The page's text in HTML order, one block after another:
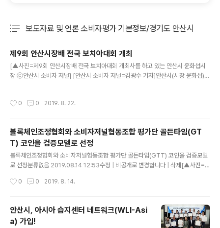
보도자료 및 언론 소비자평가 기본정보/경기도 안산시
제9회 안산시장배 전국 보치아대회 개최
[▲사진=제9회 안산시장배 전국 보치아대회 개최사를 하고 있는 안산시 윤화섭시
장 ⓒ안산시 소비자 저널] [안산시 소비자 저널=김광수 기자]안산시(시장 윤화섭)는
치아연맹이 주관하는 이번 대회는 안산 와동체육관에서 23일까지 치러지며, 전국에
과 엘리트 선수부로 나눠 진행된다. ‘보치아’는 뇌성마비 중증장애인들을 위해 고안
된 종목으로 표적구에 근접한 공을 합한 점수가 많은 팀이 이기는 장애인 스..
0 0 2019. 8. 22.
블록체인조정협회와 소비자저널협동조합 평가단 골든타임(GT
T) 코인을 검증모델로 선정
블록체인조정협회와 소비자저널협동조합 평가단 골든타임(GTT) 코인을 검증모델
로 선정분류없음 2019.08.14 12:53수정 | 비공개로 변경합니다 | 삭제[▲사진=안
수 기자] "2019년 블록체인 기반의 중소기업 지원센터 개소” 기자회견이 13일 오후
업도 블록체인 기반 자체 코인을 가질 수 있는 블록체인 대중화 시대가 열기 위해 지
난 8월 5일 경기도 과천시 소재 소비자저널협동조합 본점에서 비영리단체 창업경영
포럼(회장 이승목, 이하 창경포럼), 사단법인 대한블록체인조정협회(박기훈 이사장,
0 0 2019. 8. 14.
안산시, 아시아 습지센터 네트워크(WLI-Asi
a) 가입!